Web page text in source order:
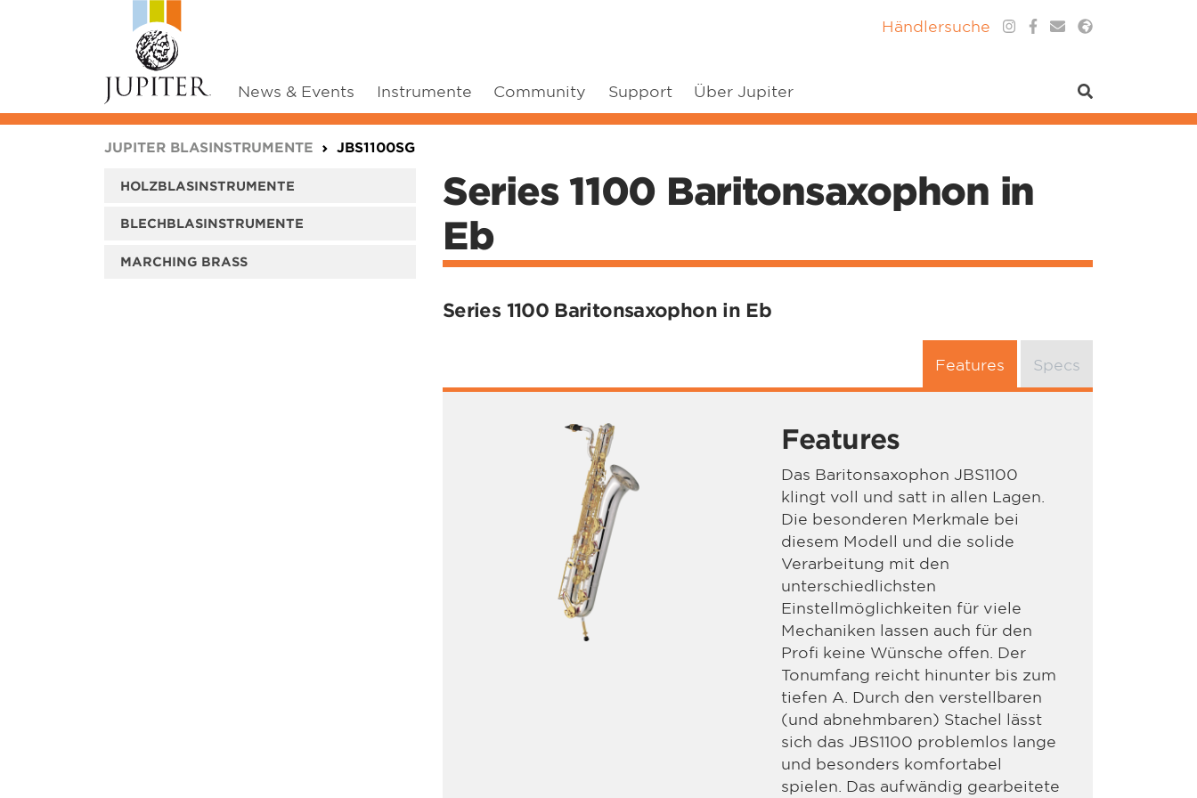
News & Events Instrumente Community Support Über Jupiter
Händlersuche
JUPITER BLASINSTRUMENTE JBS1100SG
HOLZBLASINSTRUMENTE
BLECHBLASINSTRUMENTE
MARCHING BRASS
Series 1100 Baritonsaxophon in
Eb
Series 1100 Baritonsaxophon in Eb
Features Specs
Features
Das Baritonsaxophon JBS1100
klingt voll und satt in allen Lagen.
Die besonderen Merkmale bei
diesem Modell und die solide
Verarbeitung mit den
unterschiedlichsten
Einstellmöglichkeiten für viele
Mechaniken lassen auch für den
Profi keine Wünsche offen. Der
Tonumfang reicht hinunter bis zum
tiefen A. Durch den verstellbaren
(und abnehmbaren) Stachel lässt
sich das JBS1100 problemlos lange
und besonders komfortabel
spielen. Das aufwändig gearbeitete